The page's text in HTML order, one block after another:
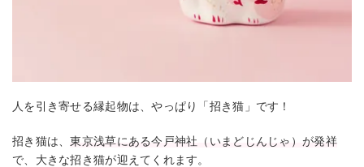
人を引き寄せる縁起物は、やっぱり「招き猫」です！
招き猫は、東京浅草にある今戸神社（いまどじんじゃ）が発祥
で、大きな招き猫が迎えてくれます。